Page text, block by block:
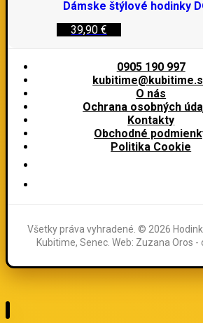
Dámske štýlové hodinky
39,90 €
0905 190 997
O nás
Ochrana osobných
Kontakty
Obchodné
Politika Cookie
Všetky práva vyhradené. © 2026
Kubitime, Senec. Web: Zuzana Oros -